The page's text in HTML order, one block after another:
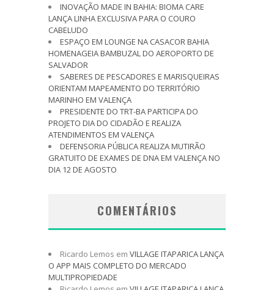
INOVAÇÃO MADE IN BAHIA: BIOMA CARE
LANÇA LINHA EXCLUSIVA PARA O COURO
CABELUDO
ESPAÇO EM LOUNGE NA CASACOR BAHIA
HOMENAGEIA BAMBUZAL DO AEROPORTO DE
SALVADOR
SABERES DE PESCADORES E MARISQUEIRAS
ORIENTAM MAPEAMENTO DO TERRITÓRIO
MARINHO EM VALENÇA
PRESIDENTE DO TRT-BA PARTICIPA DO
PROJETO DIA DO CIDADÃO E REALIZA
ATENDIMENTOS EM VALENÇA
DEFENSORIA PÚBLICA REALIZA MUTIRÃO
GRATUITO DE EXAMES DE DNA EM VALENÇA NO
DIA 12 DE AGOSTO
COMENTÁRIOS
Ricardo Lemos em VILLAGE ITAPARICA LANÇA
O APP MAIS COMPLETO DO MERCADO
MULTIPROPIEDADE